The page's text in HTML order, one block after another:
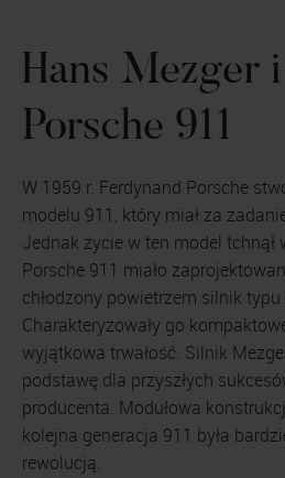
Hans Mezger
Porsche 911
W 1959 r. Ferdynand Porsche
modelu 911, który miał za
Jednak życie w ten model tchnął
Porsche 911 miało
chłodzony powietrzem silnik typu
Charakteryzowały go
wyjątkowa trwałość. Silnik
podstawę dla przyszłych
producenta. Modułowa
kolejna generacja 911 była
rewolucją.